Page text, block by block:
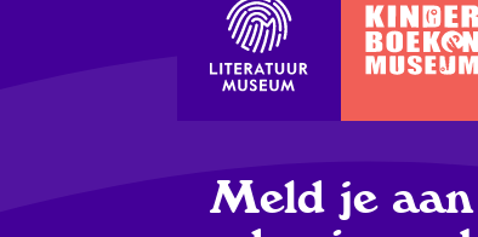
Meld je aan